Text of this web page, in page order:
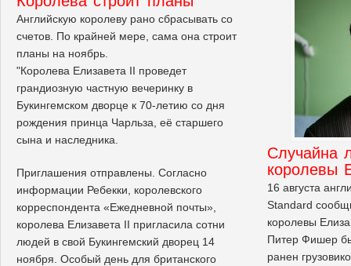
Английскую королеву рано сбрасывать со
счетов. По крайней мере, сама она строит
планы на ноябрь.
"Королева Елизавета II проведет
грандиозную частную вечеринку в
Букингемском дворце к 70-летию со дня
рождения принца Чарльза, её старшего
сына и наследника.
Приглашения отправлены. Согласно
информации Ребекки, королевского
корреспондента «Ежедневной почты»,
королева Елизавета II пригласила сотни
людей в свой Букингемский дворец 14
ноября. Особый день для британского
Случайна
королевы
16 августа
Standard
королевы
Питер Фишер
ранен